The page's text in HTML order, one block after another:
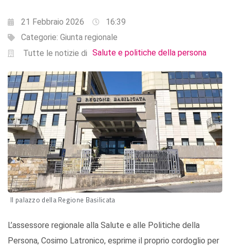
21 Febbraio 2026
16:39
Categorie: Giunta regionale
Tutte le notizie di Salute e politiche della persona
Il palazzo della Regione Basilicata
L’assessore regionale alla Salute e alle Politiche della
Persona, Cosimo Latronico, esprime il proprio cordoglio per